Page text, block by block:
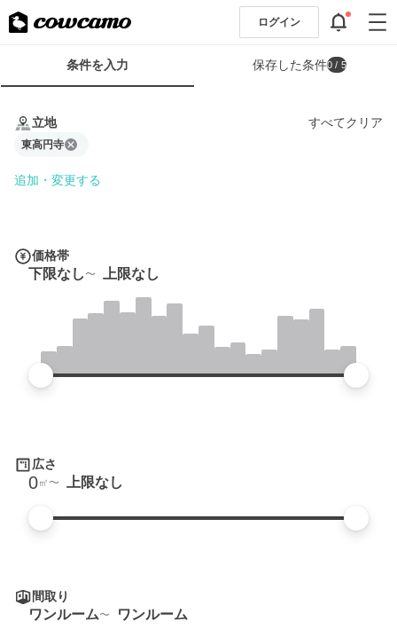
ログイン
条
条件を入力 保存した条件0 / 5
立地 すべてクリア
東高円寺
追加・変更する
価格帯
下限なし 上限なし
広さ
0㎡ 上限なし
間取り
ワンルーム ワンルーム